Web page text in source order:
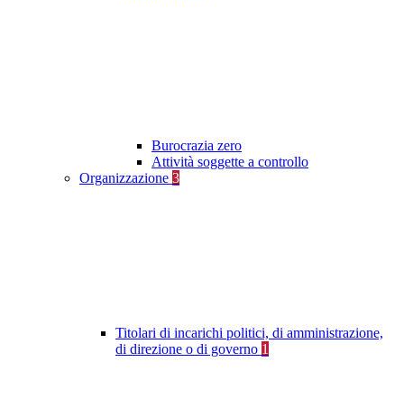
Burocrazia zero
Attività soggette a controllo
Organizzazione 3
Titolari di incarichi politici, di amministrazione,
di direzione o di governo 1